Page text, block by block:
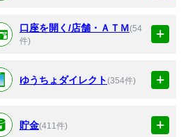
口座を開く/店舗・ＡＴＭ(54
件)
ゆうちょダイレクト(354件)
貯金(411件)